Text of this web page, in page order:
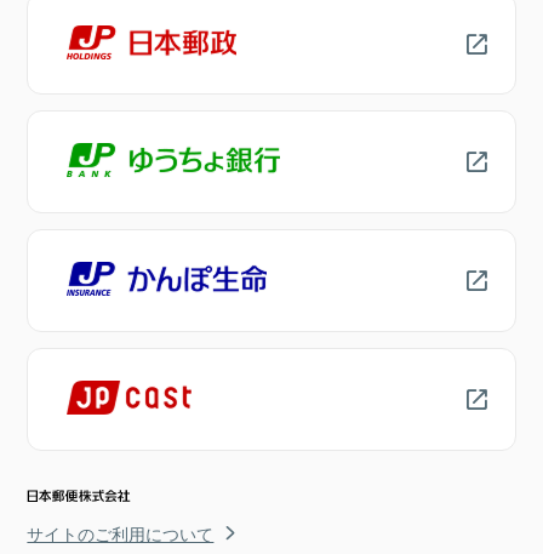
サイトのご利用について